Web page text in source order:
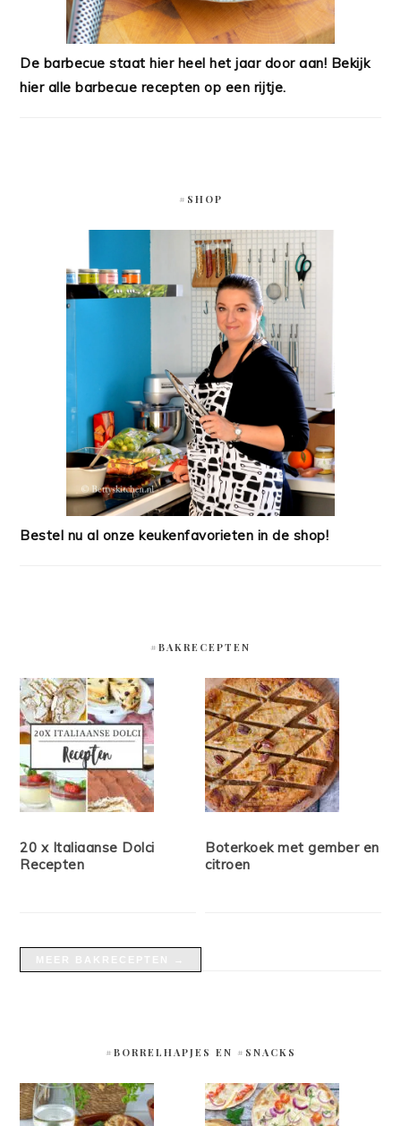
De barbecue staat hier heel het jaar door aan! Bekijk
hier alle barbecue recepten op een rijtje.
#SHOP
Bestel nu al onze keukenfavorieten in de shop!
#BAKRECEPTEN
20 x Italiaanse Dolci
Recepten
Boterkoek met gember en
citroen
#BORRELHAPJES EN #SNACKS